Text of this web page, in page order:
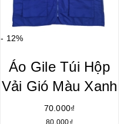
- 12%
Áo Gile Túi Hộp
Vải Gió Màu Xanh
70.000₫